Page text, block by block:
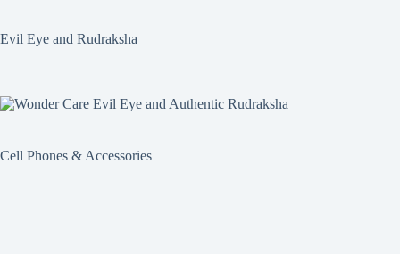
Evil Eye and Rudraksha
Cell Phones & Accessories